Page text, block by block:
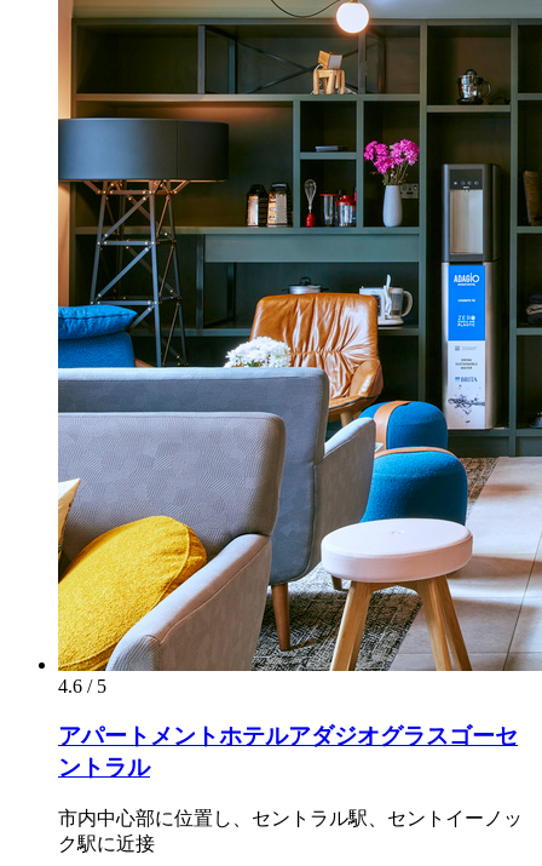
4.6 / 5
アパートメントホテルアダジオグラスゴーセ
ントラル
市内中心部に位置し、セントラル駅、セントイーノッ
ク駅に近接